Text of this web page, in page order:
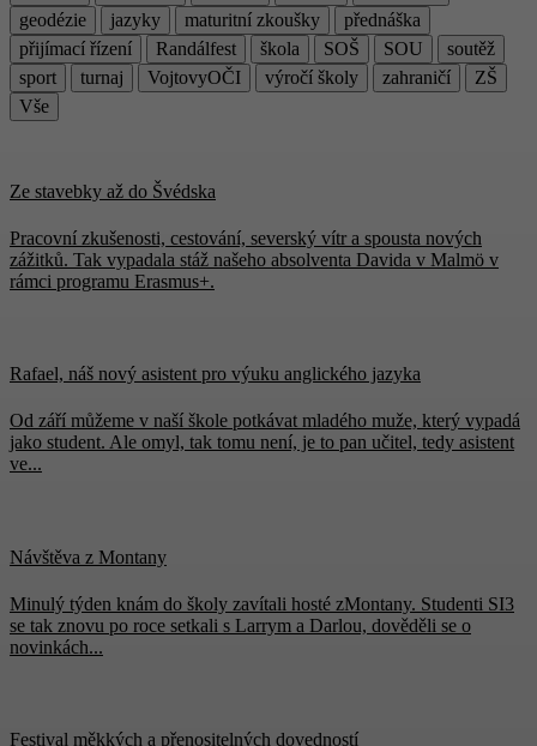
geodézie
jazyky maturitní zkoušky
přednáška
přijímací řízení
Randálfest škola SOŠ SOU
soutěž
sport
turnaj VojtovyOČI výročí školy zahraničí
ZŠ
Vše
Ze stavebky až do Švédska
Pracovní zkušenosti, cestování, severský vítr a spousta nových
zážitků. Tak vypadala stáž našeho absolventa Davida v Malmö v
rámci programu Erasmus+.
Rafael, náš nový asistent pro výuku anglického jazyka
Od září můžeme v naší škole potkávat mladého muže, který vypadá
jako student. Ale omyl, tak tomu není, je to pan učitel, tedy asistent
ve...
Návštěva z Montany
Minulý týden knám do školy zavítali hosté zMontany. Studenti SI3
se tak znovu po roce setkali s Larrym a Darlou, dověděli se o
novinkách...
Festival měkkých a přenositelných dovedností